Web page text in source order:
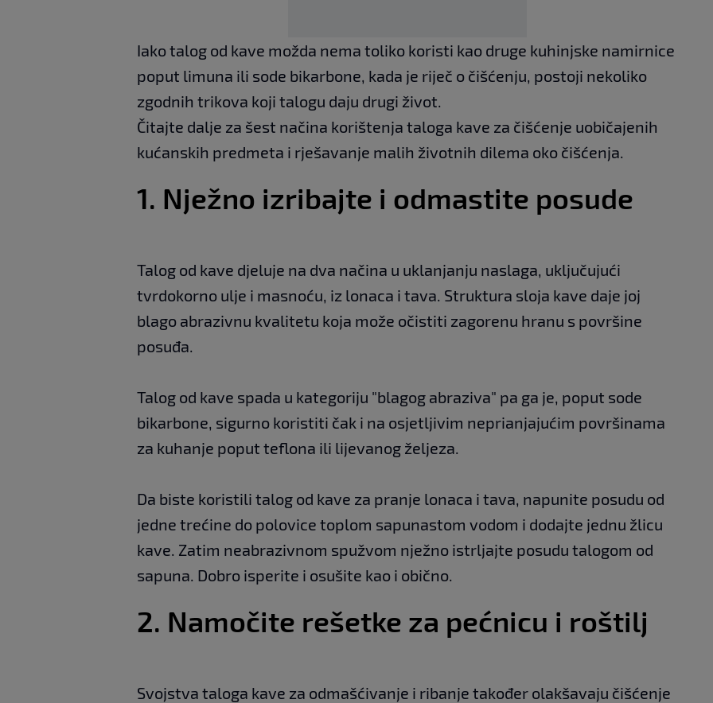
Iako talog od kave možda nema toliko koristi kao druge kuhinjske namirnice
poput limuna ili sode bikarbone, kada je riječ o čišćenju, postoji nekoliko
zgodnih trikova koji talogu daju drugi život.
Čitajte dalje za šest načina korištenja taloga kave za čišćenje uobičajenih
kućanskih predmeta i rješavanje malih životnih dilema oko čišćenja.
1. Nježno izribajte i odmastite posude
Talog od kave djeluje na dva načina u uklanjanju naslaga, uključujući
tvrdokorno ulje i masnoću, iz lonaca i tava. Struktura sloja kave daje joj
blago abrazivnu kvalitetu koja može očistiti zagorenu hranu s površine
posuđa.
Talog od kave spada u kategoriju "blagog abraziva" pa ga je, poput sode
bikarbone, sigurno koristiti čak i na osjetljivim neprianjajućim površinama
za kuhanje poput teflona ili lijevanog željeza.
Da biste koristili talog od kave za pranje lonaca i tava, napunite posudu od
jedne trećine do polovice toplom sapunastom vodom i dodajte jednu žlicu
kave. Zatim neabrazivnom spužvom nježno istrljajte posudu talogom od
sapuna. Dobro isperite i osušite kao i obično.
2. Namočite rešetke za pećnicu i roštilj
Svojstva taloga kave za odmašćivanje i ribanje također olakšavaju čišćenje